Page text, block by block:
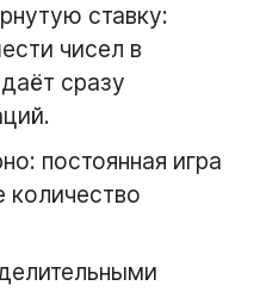
ставку:
чисел в
сразу
постоянная игра
количество